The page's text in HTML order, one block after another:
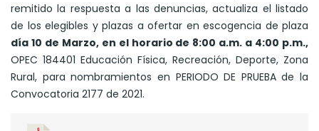
remitido la respuesta a las denuncias, actualiza el listado
de los elegibles y plazas a ofertar en escogencia de plaza
día 10 de Marzo, en el horario de 8:00 a.m. a 4:00 p.m.,
OPEC 184401 Educación Física, Recreación, Deporte, Zona
Rural, para nombramientos en PERIODO DE PRUEBA de la
Convocatoria 2177 de 2021.